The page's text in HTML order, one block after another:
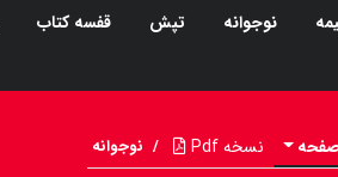
نوجوانه تپش قفسه کتاب
نسخه Pdf / نوجوانه